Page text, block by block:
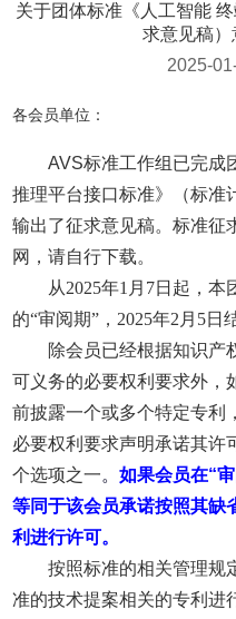
关于团体标准《人工智能
求意见稿）
2025-
各会员单位：
AVS标准工作组已完成
推理平台接口标准》（标准
输出了征求意见稿。标准征
网，请自行下载。
从2025年1月7日起，
的“审阅期”，2025年2月5日
除会员已经根据知识产
可义务的必要权利要求外，
前披露一个或多个特定专利
必要权利要求声明承诺其许
个选项之一。如果会员在“
等同于该会员承诺按照其缺
利进行许可。
按照标准的相关管理规
准的技术提案相关的专利进